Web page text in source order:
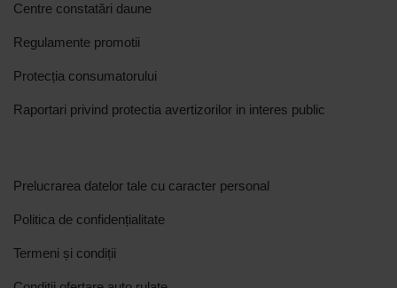
Centre constatări daune
Regulamente promotii
Protecția consumatorului
Raportari privind protectia avertizorilor in interes public
Prelucrarea datelor tale cu caracter personal
Politica de confidențialitate
Termeni și condiții